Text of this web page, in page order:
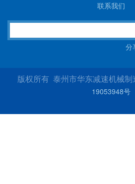
联系我们
分
版权所有 泰州市华东减速机械
19053948号